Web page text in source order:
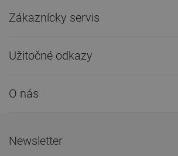
Zákaznícky servis
Užitočné odkazy
O nás
Newsletter